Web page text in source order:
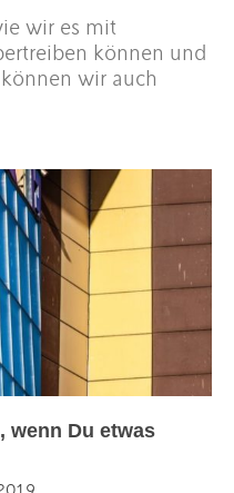
wir es mit
können und
wir auch
wenn Du etwas